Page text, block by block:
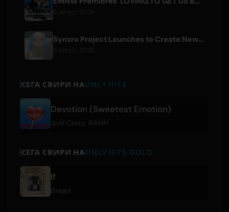
Synxro Project Launches to Create New IP from Fictional Anime Openings
СЕГА СВИРИ НАONLY HITS
Devotion (Sweetest Emotion)
Joel Corry, RAHH
СЕГА СВИРИ НАONLY HITS GOLD
If
Bread